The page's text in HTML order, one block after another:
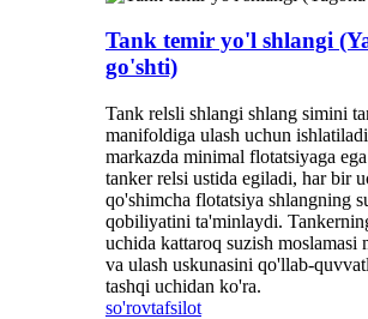
Tank temir yo'l shlangi
go'shti)
Tank relsli shlangi shlang simini
manifoldiga ulash uchun
markazda minimal flotatsiyaga
tanker relsi ustida egiladi, har bir
qo'shimcha flotatsiya shlangning
qobiliyatini ta'minlaydi.
uchida kattaroq suzish moslamasi
va ulash uskunasini qo'llab-
tashqi uchidan ko'ra.
so'rovtafsilot